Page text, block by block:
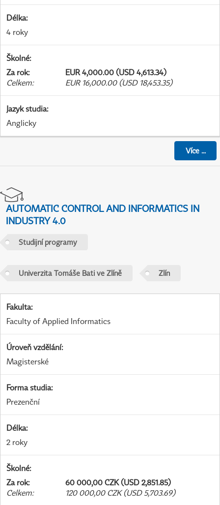
Délka:
4 roky
Školné:
Za rok:
EUR 4,000.00 (USD 4,613.34)
Celkem: EUR 16,000.00 (USD 18,453.35)
Jazyk studia:
Anglicky
Více...
AUTOMATIC CONTROL AND INFORMATICS IN
INDUSTRY 4.0
Studijní programy
Univerzita Tomáše Bati ve Zlíně Zlín
Fakulta:
Faculty of Applied Informatics
Úroveň vzdělání:
Magisterské
Forma studia:
Prezenční
Délka:
2 roky
Školné:
Za rok:
60 000,00 CZK (USD 2,851.85)
Celkem: 120 000,00 CZK (USD 5,703.69)